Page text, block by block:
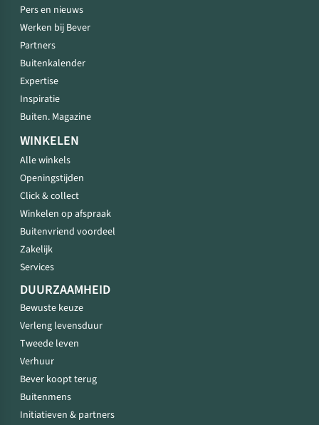
Pers en nieuws
Werken bij Bever
Partners
Buitenkalender
Expertise
Inspiratie
Buiten. Magazine
WINKELEN
Alle winkels
Openingstijden
Click & collect
Winkelen op afspraak
Buitenvriend voordeel
Zakelijk
Services
DUURZAAMHEID
Bewuste keuze
Verleng levensduur
Tweede leven
Verhuur
Bever koopt terug
Buitenmens
Initiatieven & partners